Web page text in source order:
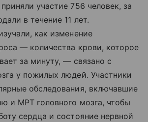
участие 756 человек, за
в течение 11 лет.
как изменение
— количества крови, которое
за минуту, — связано с
у пожилых людей. Участники
обследования, включавшие
и МРТ головного мозга, чтобы
сердца и состояние нервной